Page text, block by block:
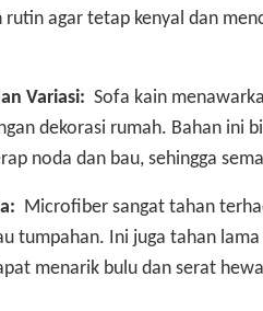
agar tetap kenyal dan
Variasi: Sofa kain
dekorasi rumah. Bahan
noda dan bau, sehingga
Microfiber sangat tahan
tumpahan. Ini juga tahan
menarik bulu dan serat